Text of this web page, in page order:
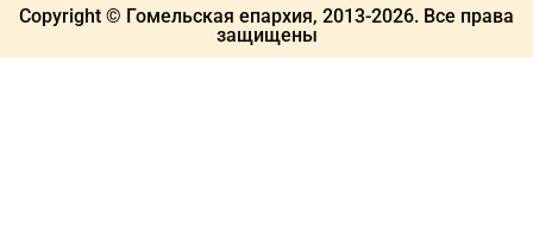
Copyright © Гомельская епархия, 2013-2026. Все права
защищены